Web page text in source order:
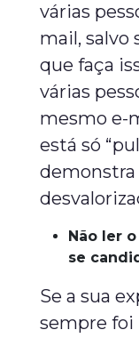
várias
mail, salvo
que faça
várias
mesmo e-
está só
Não ler
se
Se a sua
sempre foi